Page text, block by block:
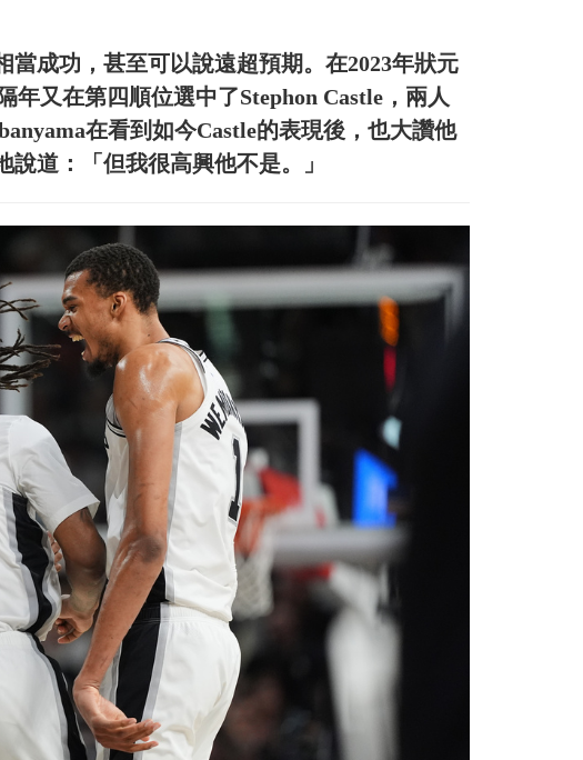
成功，甚至可以說遠超預期。在2023年狀元
年又在第四順位選中了Stephon Castle，兩人
在看到如今Castle的表現後，也大讚他
道：「但我很高興他不是。」